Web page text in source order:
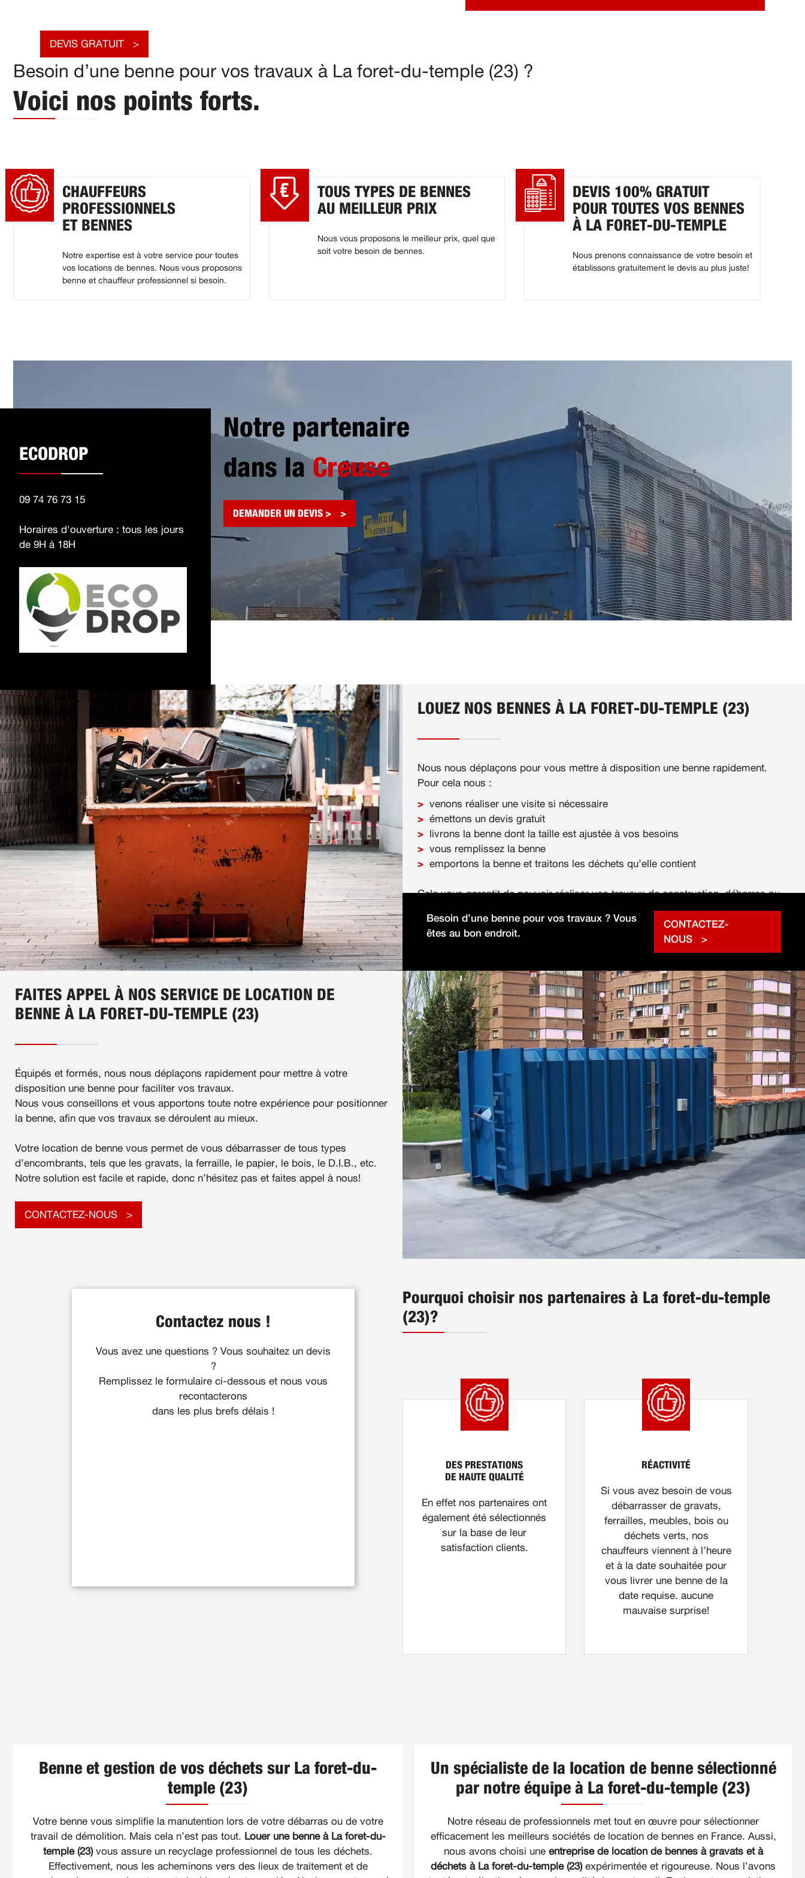
DEVIS GRATUIT
Besoin d’une benne pour vos travaux à La foret-du-temple (23) ?
Voici nos points forts.
CHAUFFEURS
PROFESSIONNELS
ET BENNES
Notre expertise est à votre service pour toutes
vos locations de bennes. Nous vous proposons
benne et chauffeur professionnel si besoin.
TOUS TYPES DE BENNES
AU MEILLEUR PRIX
Nous vous proposons le meilleur prix, quel que
soit votre besoin de bennes.
DEVIS 100% GRATUIT
POUR TOUTES VOS BENNES
À LA FORET-DU-TEMPLE
Nous prenons connaissance de votre besoin et
établissons gratuitement le devis au plus juste!
ECODROP
09 74 76 73 15
Horaires d'ouverture : tous les jours
de 9H à 18H
Notre partenaire
dans la Creuse
DEMANDER UN DEVIS >
LOUEZ NOS BENNES À LA FORET-DU-TEMPLE (23)
Nous nous déplaçons pour vous mettre à disposition une benne rapidement.
Pour cela nous :
venons réaliser une visite si nécessaire
émettons un devis gratuit
livrons la benne dont la taille est ajustée à vos besoins
vous remplissez la benne
emportons la benne et traitons les déchets qu’elle contient
Cela vous garantit de pouvoir réaliser vos travaux de construction, débarras ou
Besoin d’une benne pour vos travaux ? Vous
êtes au bon endroit.
CONTACTEZ-
NOUS
FAITES APPEL À NOS SERVICE DE LOCATION DE
BENNE À LA FORET-DU-TEMPLE (23)
Équipés et formés, nous nous déplaçons rapidement pour mettre à votre
disposition une benne pour faciliter vos travaux.
Nous vous conseillons et vous apportons toute notre expérience pour positionner
la benne, afin que vos travaux se déroulent au mieux.
Votre location de benne vous permet de vous débarrasser de tous types
d’encombrants, tels que les gravats, la ferraille, le papier, le bois, le D.I.B., etc.
Notre solution est facile et rapide, donc n’hésitez pas et faites appel à nous!
CONTACTEZ-NOUS
Contactez nous !
Vous avez une questions ? Vous souhaitez un devis
?
Remplissez le formulaire ci-dessous et nous vous
recontacterons
dans les plus brefs délais !
Pourquoi choisir nos partenaires à La foret-du-temple
(23)?
DES PRESTATIONS
DE HAUTE QUALITÉ
En effet nos partenaires ont
également été sélectionnés
sur la base de leur
satisfaction clients.
RÉACTIVITÉ
Si vous avez besoin de vous
débarrasser de gravats,
ferrailles, meubles, bois ou
déchets verts, nos
chauffeurs viennent à l’heure
et à la date souhaitée pour
vous livrer une benne de la
date requise. aucune
mauvaise surprise!
Benne et gestion de vos déchets sur La foret-du-
temple (23)
Votre benne vous simplifie la manutention lors de votre débarras ou de votre
travail de démolition. Mais cela n’est pas tout. Louer une benne à La foret-du-
temple (23)vous assure un recyclage professionnel de tous les déchets.
Effectivement, nous les acheminons vers des lieux de traitement et de
Un spécialiste de la location de benne sélectionné
par notre équipe à La foret-du-temple (23)
Notre réseau de professionnels met tout en œuvre pour sélectionner
efficacement les meilleurs sociétés de location de bennes en France. Aussi,
nous avons choisi une entreprise de location de bennes à gravats et à
déchets à La foret-du-temple (23)expérimentée et rigoureuse. Nous l’avons